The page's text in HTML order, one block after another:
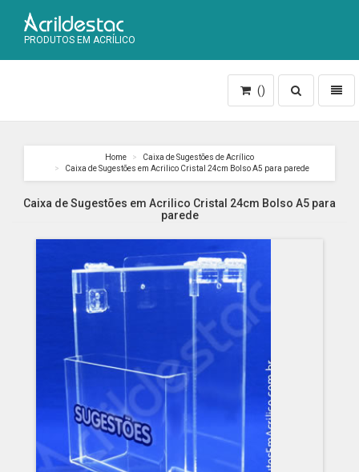
PRODUTOS EM ACRÍLICO
Toggle
search
()
Home
Caixa de Sugestões de Acrílico
Caixa de Sugestões em Acrilico Cristal 24cm Bolso A5 para parede
Caixa de Sugestões em Acrilico Cristal 24cm Bolso A5 para
parede